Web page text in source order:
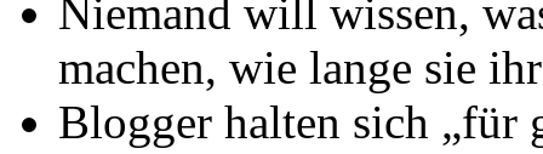
Niemand will wissen,
machen, wie lange sie
Blogger halten sich „für